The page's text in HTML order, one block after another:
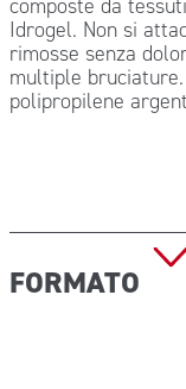
composte da
Idrogel. Non si
rimosse senza
multiple
polipropilene
FORMATO